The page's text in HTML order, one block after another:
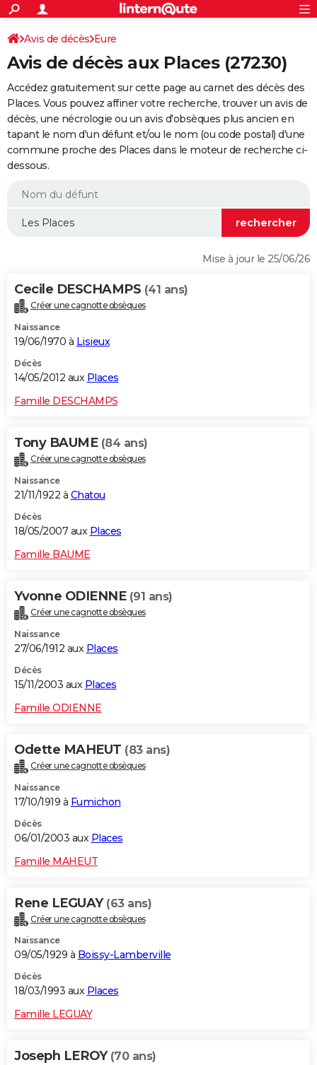
ACTUALITÉS
Politique
Société
Faits Divers
Education
Monde
Villes
+
SPORT
Coupe du monde 2026
Football
Tennis
Cyclisme
Rugby
Forum
Programme TV
TNT
Streaming
Cinéma
Sorties cinéma
Musique
+
FINANCE
Retraite
Epargne
Immobilier
Risques naturels par ville
Assurance
AUTO
Essais
Réserver un essai
Citadines
Berlines
SUV
Forum auto
+
HIGH-TECH
BRICOLAGE
WEEK-END
Alimentation
Guide de la santé
Maladies
Médicaments
Sommeil
VOYAGE
Destinations
City break
Voyage nature
Voyage de noces
Forum
Climat
+PHOTO
GUIDES D'ACHAT
Carte de Noël
Carte Bonne année
Carte Saint-Valentin
Carte Pâques
Carte d'anniversaire
DICTIONNAIRE
Dictionnaire
Biographies
Citations
Expressions
Proverbes
PROGRAMME TV
S'inscrire
Se connecter
Lycées
Collèges
Primaires
Universités
Entreprises
Service militaire
Avis de recherche
AVIS DE DÉCÈS
FORUM
Avis de décès Eure
Avis de décès aux Places (27230)
Accédez gratuitement sur cette page au carnet des décès des
Places. Vous pouvez affiner votre recherche, trouver un avis de
décès, une nécrologie ou un avis d'obsèques plus ancien en
tapant le nom d'un défunt et/ou le nom (ou code postal) d'une
commune proche des Places dans le moteur de recherche ci-
dessous.
Mise à jour le 25/06/26
Cecile DESCHAMPS (41 ans)
Créer une cagnotte obsèques
Naissance
19/06/1970 à Lisieux
Décès
14/05/2012 aux Places
Famille DESCHAMPS
Tony BAUME (84 ans)
Créer une cagnotte obsèques
Naissance
21/11/1922 à Chatou
Décès
18/05/2007 aux Places
Famille BAUME
Yvonne ODIENNE (91 ans)
Créer une cagnotte obsèques
Naissance
27/06/1912 aux Places
Décès
15/11/2003 aux Places
Famille ODIENNE
Odette MAHEUT (83 ans)
Créer une cagnotte obsèques
Naissance
17/10/1919 à Fumichon
Décès
06/01/2003 aux Places
Famille MAHEUT
Rene LEGUAY (63 ans)
Créer une cagnotte obsèques
Naissance
09/05/1929 à Boissy-Lamberville
Décès
18/03/1993 aux Places
Famille LEGUAY
Joseph LEROY (70 ans)